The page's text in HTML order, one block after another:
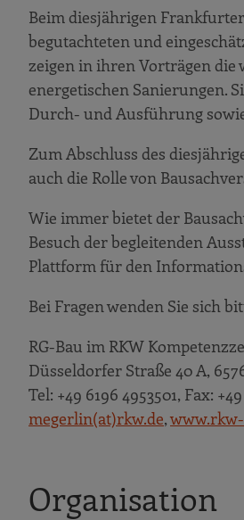
Beim diesjährigen
begutachteten und
zeigen in ihren Vorträgen
energetischen Sanierungen.
Durch- und Ausführung
Zum Abschluss des
auch die Rolle von
Wie immer bietet der
Besuch der begleitenden
Plattform für den
Bei Fragen wenden Sie sich
RG-Bau im RKW
Düsseldorfer Straße 40 A,
Tel: +49 6196 4953501, Fax:
megerlin(at)rkw.de,
Organisation